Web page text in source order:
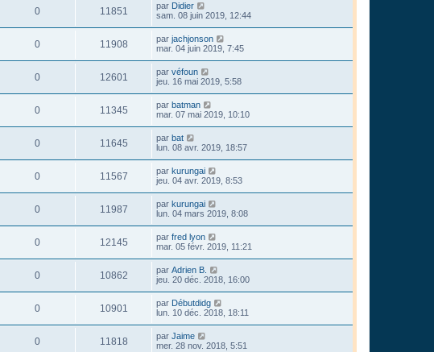
0 11851 par Didier
sam. 08 juin 2019, 12:44
0 11908 par jachjonson
mar. 04 juin 2019, 7:45
0 12601 par véfoun
jeu. 16 mai 2019, 5:58
0 11345 par batman
mar. 07 mai 2019, 10:10
0 11645 par bat
lun. 08 avr. 2019, 18:57
0 11567 par kurungai
jeu. 04 avr. 2019, 8:53
0 11987 par kurungai
lun. 04 mars 2019, 8:08
0 12145 par fred lyon
mar. 05 févr. 2019, 11:21
0 10862 par Adrien B.
jeu. 20 déc. 2018, 16:00
0 10901 par Débutdidg
lun. 10 déc. 2018, 18:11
0 11818 par Jaime
mer. 28 nov. 2018, 5:51